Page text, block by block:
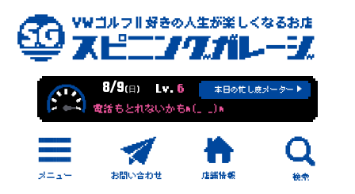
8/9(日) Lv. 6 本日の忙し度メーター
電話もとれないかもm(_ _)m